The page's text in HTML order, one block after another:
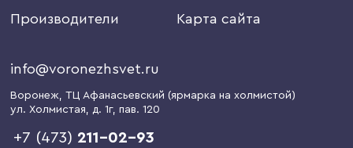
Производители Карта сайта
info@voronezhsvet.ru
Воронеж, ТЦ Афанасьевский (ярмарка на холмистой)
ул. Холмистая, д. 1г, пав. 120
+7 (473) 211-02-93